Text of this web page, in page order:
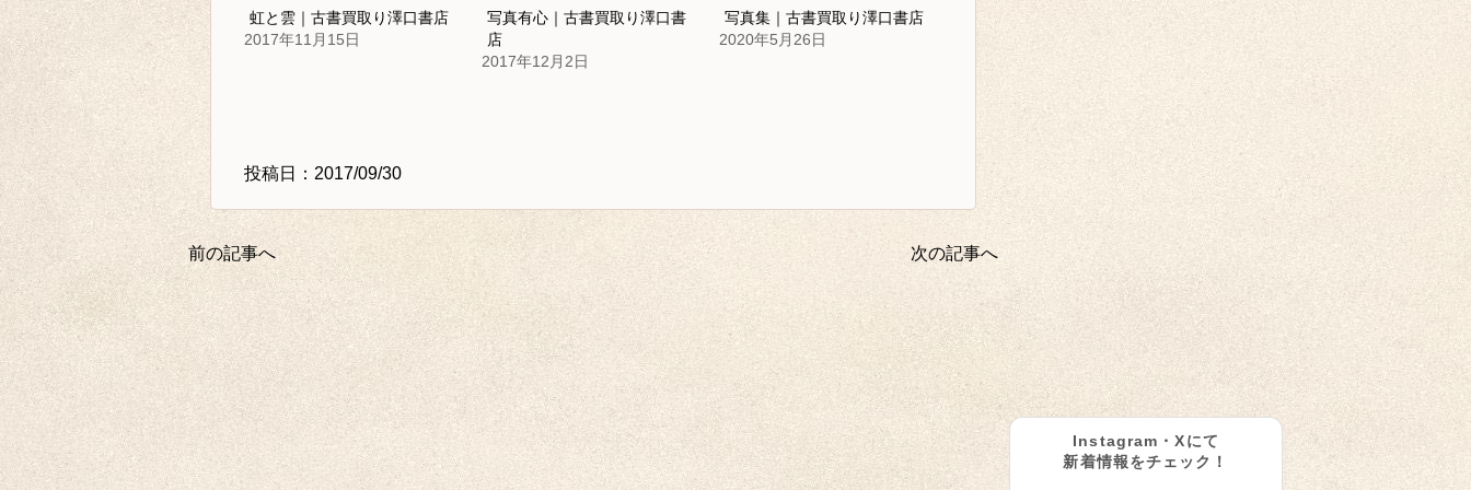
虹と雲｜古書買取り澤口書店
2017年11月15日
写真有心｜古書買取り澤口書
店
2017年12月2日
写真集｜古書買取り澤口書店
2020年5月26日
投稿日：2017/09/30
次の記事へ
前の記事へ
Instagram・Xにて
新着情報をチェック！